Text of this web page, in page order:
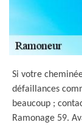
Si votre
défaillances
beaucoup ;
Ramonage 59.